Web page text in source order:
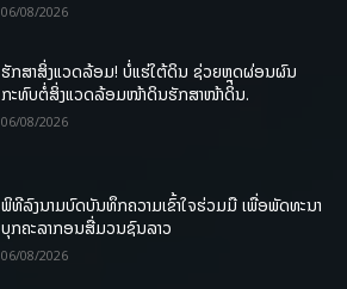
06/08/2026
ຮັກສາສິ່ງແວດລ້ອມ! ບໍ່ແຮ່ໃຕ້ດິນ ຊ່ວຍຫຼຸດຜ່ອນຜົນ
ກະທົບຕໍ່ສິ່ງແວດລ້ອມໜ້າດິນຮັກສາໜ້າດິນ.
06/08/2026
ພິທີລົງນາມບົດບັນທຶກຄວາມເຂົ້າໃຈຮ່ວມມື ເພື່ອພັດທະນາ
ບຸກຄະລາກອນສື່ມວນຊົນລາວ
06/08/2026